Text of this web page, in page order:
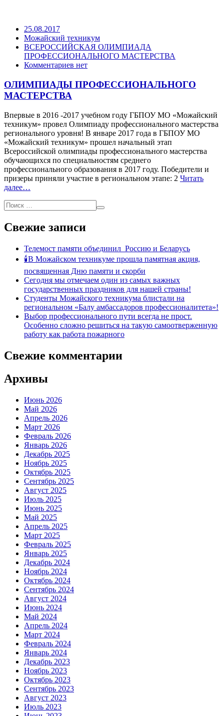
25.08.2017
Можайский техникум
ВСЕРОССИЙСКАЯ ОЛИМПИАДА
ПРОФЕССИОНАЛЬНОГО МАСТЕРСТВА
Комментариев нет
ОЛИМПИАДЫ ПРОФЕССИОНАЛЬНОГО
МАСТЕРСТВА
Впервые в 2016 -2017 учебном году ГБПОУ МО «Можайский
техникум» провел Олимпиаду профессионального мастерства
регионального уровня! В январе 2017 года в ГБПОУ МО
«Можайский техникум» прошел начальный этап
Всероссийской олимпиады профессионального мастерства
обучающихся по специальностям среднего
профессионального образования в 2017 году. Победители и
призеры приняли участие в региональном этапе: 2 Читать
далее…
Свежие записи
Телемост памяти объединил Россию и Беларусь
🕯В Можайском техникуме прошла памятная акция,
посвященная Дню памяти и скорби
Сегодня мы отмечаем один из самых важных
государственных праздников для нашей страны!
Студенты Можайского техникума блистали на
региональном «Балу амбассадоров профессионалитета»!
Выбор профессионального пути всегда не прост.
Особенно сложно решиться на такую самоотверженную
работу как работа пожарного
Свежие комментарии
Архивы
Июнь 2026
Май 2026
Апрель 2026
Март 2026
Февраль 2026
Январь 2026
Декабрь 2025
Ноябрь 2025
Октябрь 2025
Сентябрь 2025
Август 2025
Июль 2025
Июнь 2025
Май 2025
Апрель 2025
Март 2025
Февраль 2025
Январь 2025
Декабрь 2024
Ноябрь 2024
Октябрь 2024
Сентябрь 2024
Август 2024
Июнь 2024
Май 2024
Апрель 2024
Март 2024
Февраль 2024
Январь 2024
Декабрь 2023
Ноябрь 2023
Октябрь 2023
Сентябрь 2023
Август 2023
Июль 2023